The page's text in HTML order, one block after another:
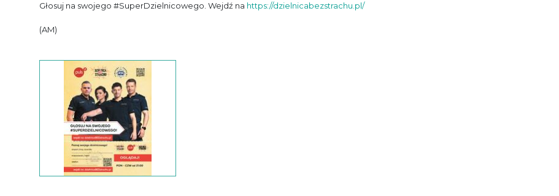
Głosuj na swojego #SuperDzielnicowego. Wejdź na https://dzielnicabezstrachu.pl/
(AM)